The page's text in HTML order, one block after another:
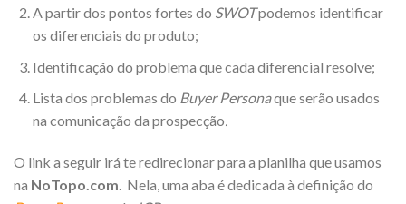
A partir dos pontos fortes do SWOTpodemos identificar
os diferenciais do produto;
Identificação do problema que cada diferencial resolve;
Lista dos problemas do Buyer Personaque serão usados
na comunicação da prospecção.
O link a seguir irá te redirecionar para a planilha que usamos
na NoTopo.com. Nela, uma aba é dedicada à definição do